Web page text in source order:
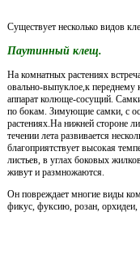
Существует несколько видов
Паутинный клещ.
На комнатных растениях
овально-выпуклое,к
аппарат колюще-сосущий.
по бокам. Зимующие самки, с
растениях.На нижней стороне
течении лета развивается
благоприятствует высокая
листьев, в углах боковых
живут и размножаются.
Он повреждает многие виды
фикус, фуксию, розан,